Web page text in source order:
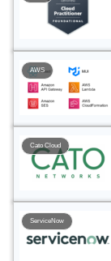
AWS
Cato Cloud
ServiceNow